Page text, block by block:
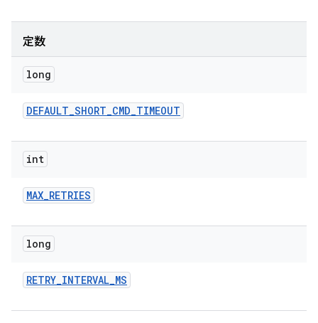
定数
long
DEFAULT_SHORT_CMD_TIMEOUT
int
MAX_RETRIES
long
RETRY_INTERVAL_MS